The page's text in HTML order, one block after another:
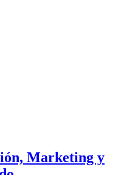
Marketing y